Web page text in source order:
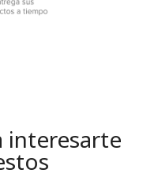
interesarte